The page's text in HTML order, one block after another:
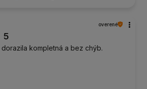
overené
5
kompletná a bez chýb.